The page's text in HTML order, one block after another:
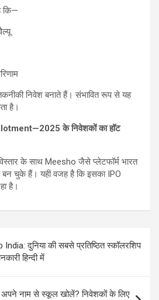
कि—
निवेश बनाते हैं। संभावित रूप से यह
है।
के निवेशकों का हॉट
के साथ Meesho जैसे प्लेटफॉर्म भारत
बन चुके हैं। यही वजह है कि इसका IPO
है।
दुनिया की सबसे प्रतिष्ठित स्कॉलरशिप
हिन्दी में
नाम से स्कूल खोलें? निवेशकों के लिए